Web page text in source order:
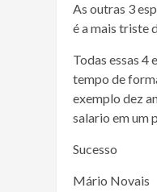
As outras 3
é a mais triste
Todas essas 4
tempo de
exemplo dez
salario em um
Sucesso
Mário Novais